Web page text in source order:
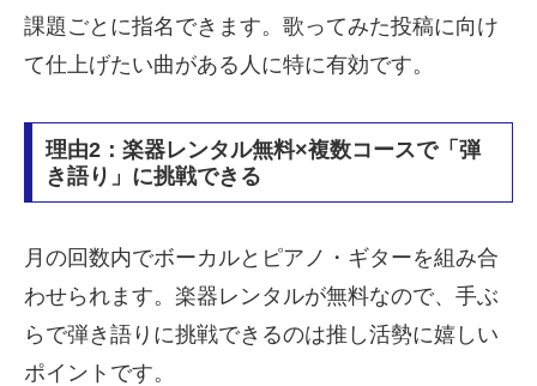
課題ごとに指名できます。歌ってみた投稿に向け
て仕上げたい曲がある人に特に有効です。
理由2：楽器レンタル無料×複数コースで「弾
き語り」に挑戦できる
月の回数内でボーカルとピアノ・ギターを組み合
わせられます。楽器レンタルが無料なので、手ぶ
らで弾き語りに挑戦できるのは推し活勢に嬉しい
ポイントです。